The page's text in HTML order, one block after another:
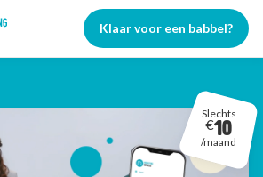
Klaar voor een babbel?
Slechts
€10
/maand